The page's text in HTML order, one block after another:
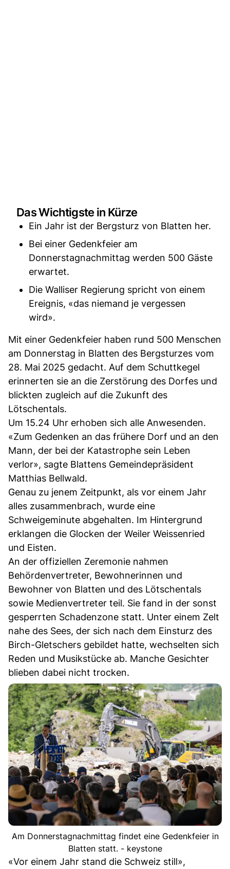
Das Wichtigste in Kürze
Ein Jahr ist der Bergsturz von Blatten her.
Bei einer Gedenkfeier am
Donnerstagnachmittag werden 500 Gäste
erwartet.
Die Walliser Regierung spricht von einem
Ereignis, «das niemand je vergessen
wird».
Mit einer Gedenkfeier haben rund 500 Menschen
am Donnerstag in Blatten des Bergsturzes vom
28. Mai 2025 gedacht. Auf dem Schuttkegel
erinnerten sie an die Zerstörung des Dorfes und
blickten zugleich auf die Zukunft des
Lötschentals.
Um 15.24 Uhr erhoben sich alle Anwesenden.
«Zum Gedenken an das frühere Dorf und an den
Mann, der bei der Katastrophe sein Leben
verlor», sagte Blattens Gemeindepräsident
Matthias Bellwald.
Genau zu jenem Zeitpunkt, als vor einem Jahr
alles zusammenbrach, wurde eine
Schweigeminute abgehalten. Im Hintergrund
erklangen die Glocken der Weiler Weissenried
und Eisten.
An der offiziellen Zeremonie nahmen
Behördenvertreter, Bewohnerinnen und
Bewohner von Blatten und des Lötschentals
sowie Medienvertreter teil. Sie fand in der sonst
gesperrten Schadenzone statt. Unter einem Zelt
nahe des Sees, der sich nach dem Einsturz des
Birch-Gletschers gebildet hatte, wechselten sich
Reden und Musikstücke ab. Manche Gesichter
blieben dabei nicht trocken.
Am Donnerstagnachmittag findet eine Gedenkfeier in
Blatten statt. - keystone
«Vor einem Jahr stand die Schweiz still»,